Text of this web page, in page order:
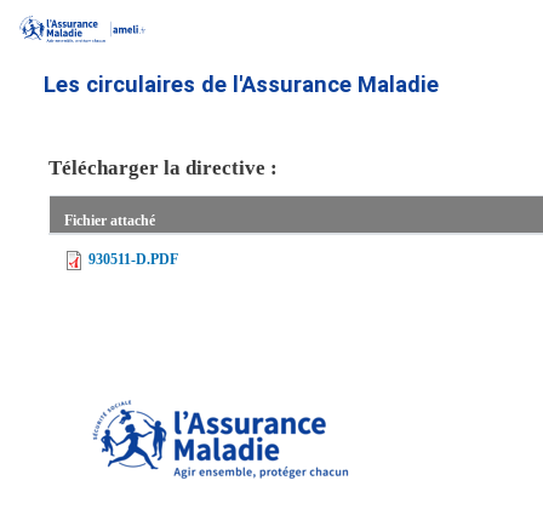
contenu
Les circulaires de l'Assurance Maladie
Télécharger la directive :
Fichier attaché
930511-D.PDF